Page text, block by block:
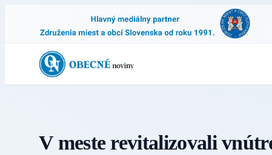
V meste revitalizovali